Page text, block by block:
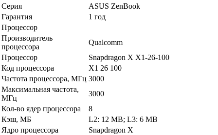
Серия
ASUS ZenBook
Гарантия
1 год
Процессор
Производитель
процессора
Qualcomm
Процессор
Snapdragon X X1-26-100
Код процессора
X1 26 100
Частота процессора, МГц 3000
Максимальная частота,
МГц
3000
Кол-во ядер процессора
8
Кэш, МБ
L2: 12 MB; L3: 6 MB
Ядро процессора
Snapdragon X